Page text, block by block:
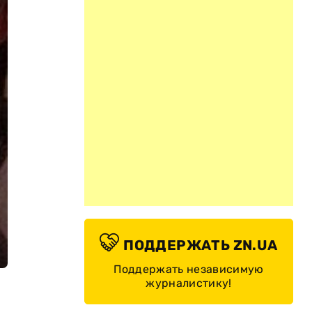
ПОДДЕРЖАТЬ ZN.UA
Поддержать независимую
журналистику!